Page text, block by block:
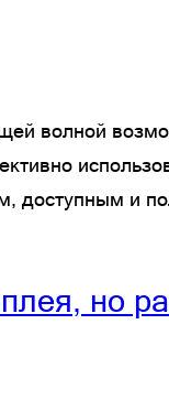
волной
доступным и
но